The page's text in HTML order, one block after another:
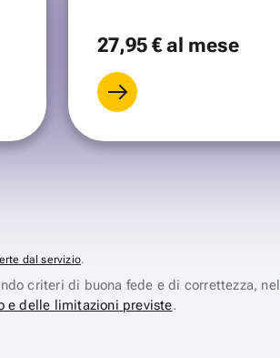
27,95 €al mese
dal servizio.
criteri di buona fede e di correttezza, nel
e delle limitazioni previste.